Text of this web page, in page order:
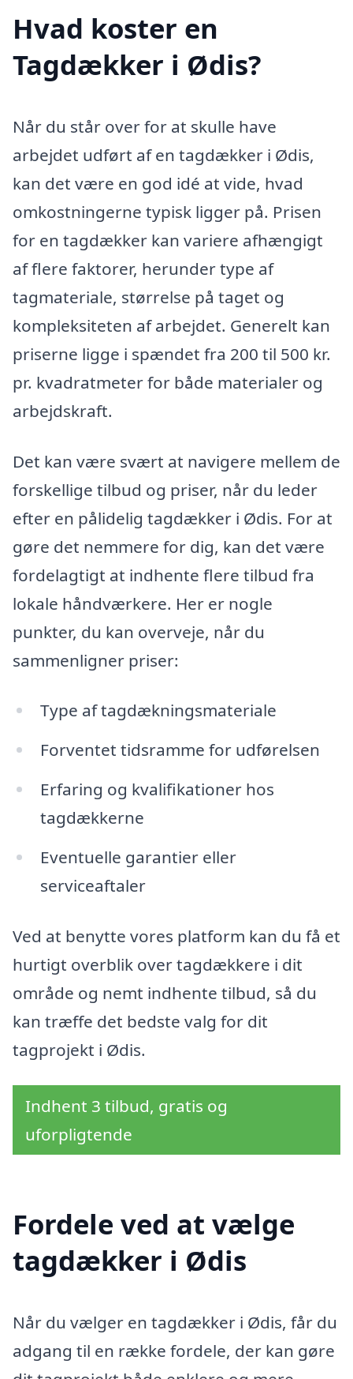
Hvad koster en
Tagdækker i Ødis?
Når du står over for at skulle have
arbejdet udført af en tagdækker i Ødis,
kan det være en god idé at vide, hvad
omkostningerne typisk ligger på. Prisen
for en tagdækker kan variere afhængigt
af flere faktorer, herunder type af
tagmateriale, størrelse på taget og
kompleksiteten af arbejdet. Generelt kan
priserne ligge i spændet fra 200 til 500 kr.
pr. kvadratmeter for både materialer og
arbejdskraft.
Det kan være svært at navigere mellem de
forskellige tilbud og priser, når du leder
efter en pålidelig tagdækker i Ødis. For at
gøre det nemmere for dig, kan det være
fordelagtigt at indhente flere tilbud fra
lokale håndværkere. Her er nogle
punkter, du kan overveje, når du
sammenligner priser:
Type af tagdækningsmateriale
Forventet tidsramme for udførelsen
Erfaring og kvalifikationer hos
tagdækkerne
Eventuelle garantier eller
serviceaftaler
Ved at benytte vores platform kan du få et
hurtigt overblik over tagdækkere i dit
område og nemt indhente tilbud, så du
kan træffe det bedste valg for dit
tagprojekt i Ødis.
Indhent 3 tilbud, gratis og
uforpligtende
Fordele ved at vælge
tagdækker i Ødis
Når du vælger en tagdækker i Ødis, får du
adgang til en række fordele, der kan gøre